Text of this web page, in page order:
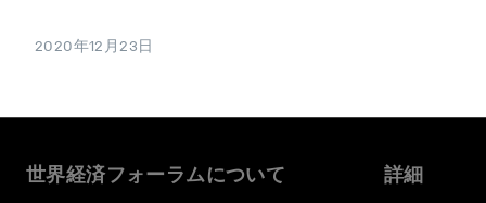
2020年12月23日
世界経済フォーラムについて 詳細